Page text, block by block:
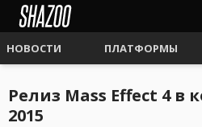
НОВОСТИ ПЛАТФОРМЫ
Релиз Mass Effect 4 в
2015